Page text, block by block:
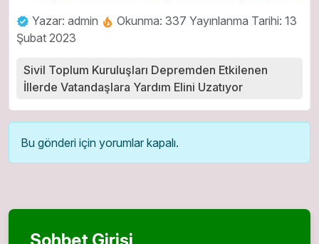
Yazar: admin
Okunma: 337 Yayınlanma Tarihi: 13
Şubat 2023
Sivil Toplum Kuruluşları Depremden Etkilenen
İllerde Vatandaşlara Yardım Elini Uzatıyor
Bu gönderi için yorumlar kapalı.